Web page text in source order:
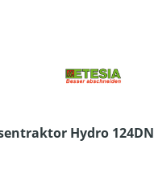
Hydro 124DN